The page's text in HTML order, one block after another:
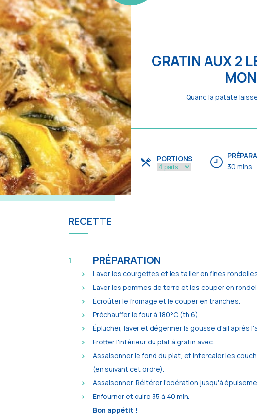
GRATIN AUX 2
Quand la patate
PORTIONS
30 mins
RECETTE
PRÉPARATION
Laver les courgettes et les tailler en fines
Laver les pommes de terre et les couper en
Écroûter le fromage et le couper en tranches.
Préchauffer le four à 180°C (th.6)
Éplucher, laver et dégermer la gousse d'ail après
Frotter l'intérieur du plat à gratin avec.
Assaisonner le fond du plat, et intercaler les
(en suivant cet ordre).
Assaisonner. Réitérer l'opération jusqu'à
Enfourner et cuire 35 à 40 min.
Bon appétit !